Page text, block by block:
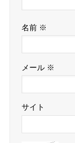
名前 ※
メール ※
サイト